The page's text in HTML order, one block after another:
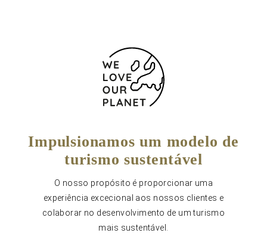
Impulsionamos um modelo de
turismo sustentável
O nosso propósito é proporcionar uma
experiência excecional aos nossos clientes e
colaborar no desenvolvimento de um turismo
mais sustentável.